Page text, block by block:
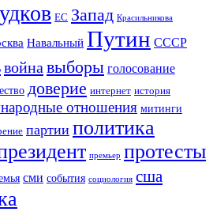
ЕС Запад Красильникова
Навальный Путин СССР
война выборы голосование
доверие интернет история
отношения митинги
партии политика
премьер протесты
сми события социология сша